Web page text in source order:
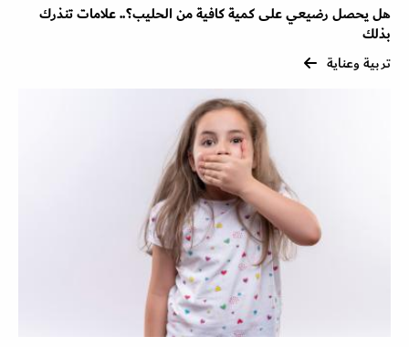
هل يحصل رضيعي على كمية كافية من الحليب؟.. علامات تنذرك
بذلك
تربية وعناية